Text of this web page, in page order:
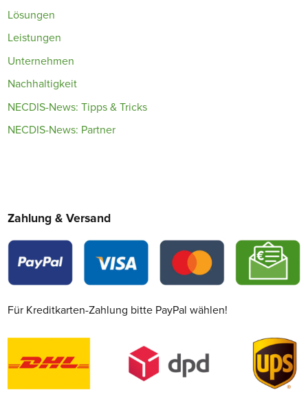
Lösungen
Leistungen
Unternehmen
Nachhaltigkeit
NECDIS-News: Tipps & Tricks
NECDIS-News: Partner
Zahlung & Versand
Für Kreditkarten-Zahlung bitte PayPal wählen!